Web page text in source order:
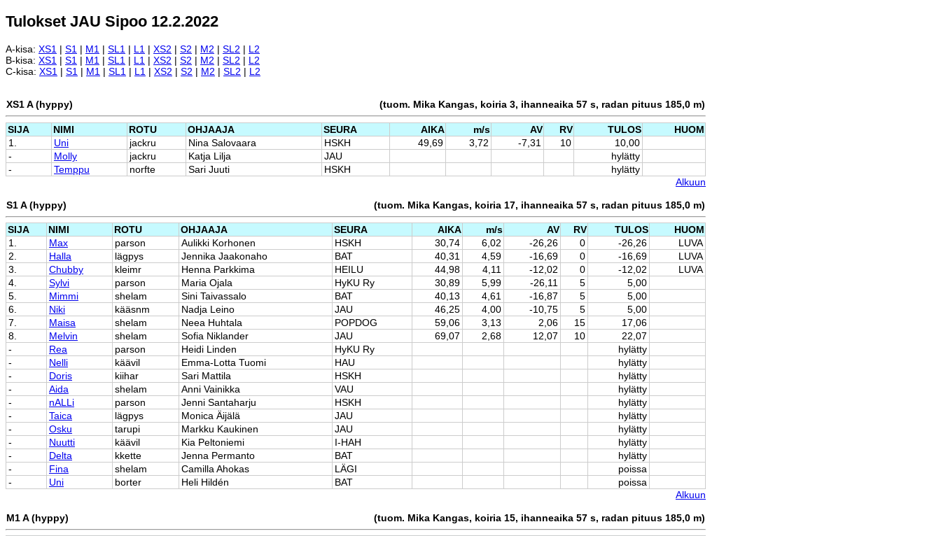
Tulokset JAU Sipoo 12.2.2022
A-kisa: XS1 | S1 | M1 | SL1 | L1 | XS2 | S2 | M2 | SL2 | L2
B-kisa: XS1 | S1 | M1 | SL1 | L1 | XS2 | S2 | M2 | SL2 | L2
C-kisa: XS1 | S1 | M1 | SL1 | L1 | XS2 | S2 | M2 | SL2 | L2
XS1 A (hyppy) (tuom. Mika Kangas, koiria 3, ihanneaika 57 s, radan pituus 185,0 m)
SIJA NIMI ROTU OHJAAJA SEURA AIKA m/s AV RV TULOS
HUOM
1.
Uni jackru Nina Salovaara HSKH 49,69 3,72 -7,31 10
10,00
-
Molly jackru Katja Lilja JAU
hylätty
-
Temppu norfte Sari Juuti HSKH
hylätty
Alkuun
S1 A (hyppy) (tuom. Mika Kangas, koiria 17, ihanneaika 57 s, radan pituus 185,0 m)
SIJA NIMI ROTU OHJAAJA SEURA AIKA m/s AV RV TULOS
HUOM
1.
Max parson Aulikki Korhonen HSKH 30,74 6,02 -26,26 0 -26,26
LUVA
2.
Halla lägpys Jennika Jaakonaho BAT 40,31 4,59 -16,69 0 -16,69
LUVA
3.
Chubby kleimr Henna Parkkima HEILU 44,98 4,11 -12,02 0 -12,02
LUVA
4.
Sylvi parson Maria Ojala HyKU Ry 30,89 5,99 -26,11 5
5,00
5.
Mimmi shelam Sini Taivassalo BAT 40,13 4,61 -16,87 5
5,00
6.
Niki kääsnm Nadja Leino JAU 46,25 4,00 -10,75 5
5,00
7.
Maisa shelam Neea Huhtala POPDOG 59,06 3,13 2,06 15
17,06
8.
Melvin shelam Sofia Niklander JAU 69,07 2,68 12,07 10
22,07
-
Rea parson Heidi Linden HyKU Ry
hylätty
-
Nelli käävil Emma-Lotta Tuomi HAU
hylätty
-
Doris kiihar Sari Mattila HSKH
hylätty
-
Aida shelam Anni Vainikka VAU
hylätty
-
nALLi parson Jenni Santaharju HSKH
hylätty
-
Taica lägpys Monica Äijälä JAU
hylätty
-
Osku tarupi Markku Kaukinen JAU
hylätty
-
Nuutti käävil Kia Peltoniemi I-HAH
hylätty
-
Delta kkette Jenna Permanto BAT
hylätty
-
Fina shelam Camilla Ahokas LÄGI
poissa
-
Uni borter Heli Hildén BAT
poissa
Alkuun
M1 A (hyppy) (tuom. Mika Kangas, koiria 15, ihanneaika 57 s, radan pituus 185,0 m)